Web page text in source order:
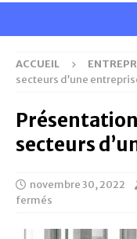
ACCUEIL
secteurs d’une
secteurs
novembre 30, 2022
fermés